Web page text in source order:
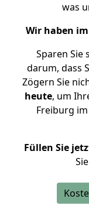
was
Wir haben
Sparen Sie
darum, dass
Zögern Sie
heute, um
Freiburg
Füllen Sie